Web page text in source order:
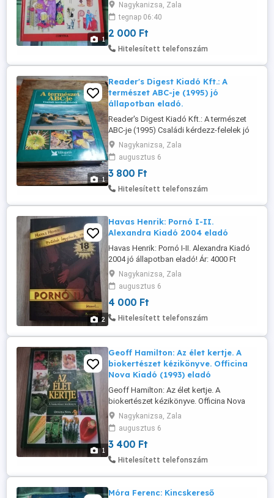
1
Nagykanizsán, postázni tudom.
Érdeklődni: a 30/427-7142-s telefonon.
Nagykanizsa, Zala
tegnap 06:40
2 000 Ft
Hitelesített telefonszám
1
Reader's Digest Kiadó Kft.: A
természet ABC-je (1995) jó
állapotban eladó.
Reader's Digest Kiadó Kft.: A természet
ABC-je (1995) Családi kérdezz-felelek jó
állapotban eladó. Ár: 3800 Ft Átvehető
Nagykanizsán, postázni tudom.
Érdeklődni: a 30/427-7142-s telefonon.
Nagykanizsa, Zala
augusztus 6
3 800 Ft
Hitelesített telefonszám
2
Havas Henrik: Pornó I-II.
Alexandra Kiadó 2004 eladó
Havas Henrik: Pornó I-II. Alexandra Kiadó
2004 jó állapotban eladó! Ár: 4000 Ft
Átvehető Nagykanizsán, postázni tudom.
Érdeklődni: a 30/427-7142-s telefonon.
Nagykanizsa, Zala
augusztus 6
4 000 Ft
Hitelesített telefonszám
1
Geoff Hamilton: Az élet kertje. A
biokertészet kézikönyve. Officina
Nova Kiadó (1993) eladó
Geoff Hamilton: Az élet kertje. A
biokertészet kézikönyve. Officina Nova
Kiadó (1993) jó állapotban eladó! Ár: 3400
Ft Átvehető Nagykanizsán, postázni
tudom. Érdeklődni: a 30/427-7142-s
telefonon.
Nagykanizsa, Zala
augusztus 6
3 400 Ft
Hitelesített telefonszám
Móra Ferenc: Kincskereső